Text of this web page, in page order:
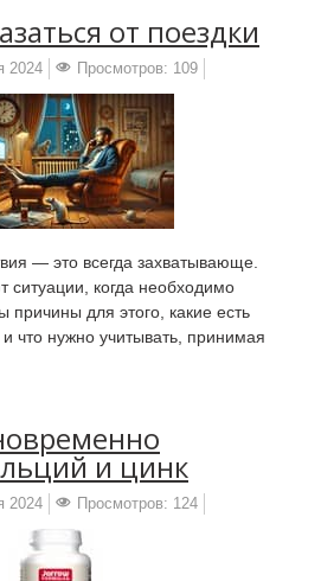
от поездки
2024 Просмотров: 109
— это всегда захватывающе.
ситуации, когда необходимо
причины для этого, какие есть
что нужно учитывать, принимая
и цинк
2024 Просмотров: 124